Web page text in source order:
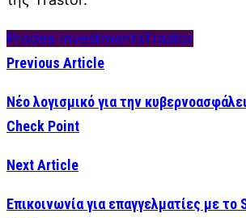
Prodea InvestmentsTrastor
Previous Article
Νέο λογισμικό για την
Check Point
Next Article
Επικοινωνία για επαγγελματίες με το